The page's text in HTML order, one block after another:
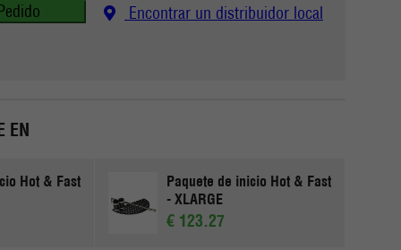
Encontrar un distribuidor local
EN
Hot & Fast
Paquete de inicio Hot & Fast
- XLARGE
€ 123.27